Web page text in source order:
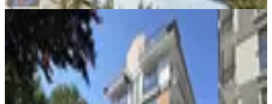
Her Katta Merkezi Lokasyonda 2+1
Satılık Sıfır Daireler
Çankaya, İncesu Mahallesi
2+1
90 m²·1. Kat ·05.08.2026